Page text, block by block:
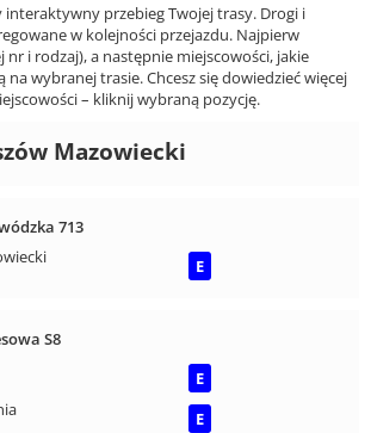
przebieg Twojej trasy. Drogi i
w kolejności przejazdu. Najpierw
nr i rodzaj), a następnie miejscowości, jakie
na wybranej trasie. Chcesz się dowiedzieć więcej
– kliknij wybraną pozycję.
Mazowiecki
713
E
S8
E
E